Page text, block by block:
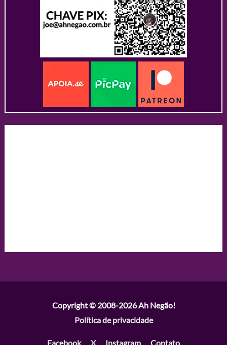
Copyright © 2008-2026Ah Negão!
Política de privacidade
Facebook X Instagram Contato